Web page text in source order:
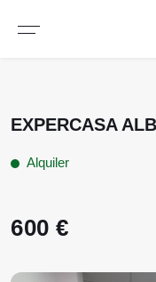
EXPERCASA
Alquiler
600 €